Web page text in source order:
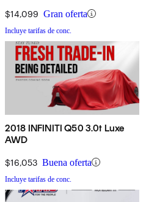
$14,099 Gran oferta
Incluye tarifas de conc.
2018 INFINITI Q50 3.0t Luxe
AWD
$16,053 Buena oferta
Incluye tarifas de conc.